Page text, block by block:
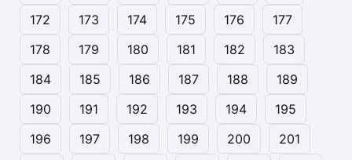
172
173 174 175 176
177
178
179 180 181 182
183
184
185 186 187 188
189
190
191 192 193 194
195
196
197 198 199 200
201